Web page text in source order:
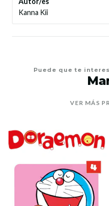
Kanna Kii
Puede que te
VER MÁS